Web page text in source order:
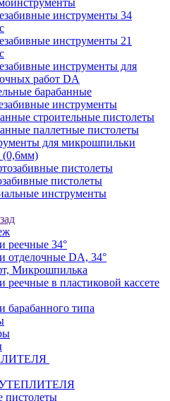
инструменты 34
инструменты 21
инструменты для
работ DA
барабанные
инструменты
строительные пистолеты
паллетные пистолеты
для микрошпильки
(0,6мм)
пистолеты
пистолеты
инструменты
реечные 34°
отделочные DA, 34°
Микрошпилька
реечные в пластиковой кассете
барабанного типа